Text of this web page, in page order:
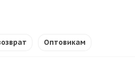
Оптовикам